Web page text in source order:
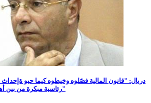
دربال: "قانون المالية فصّلوه وخيطوه كيما حبو
رئاسية مبكرة من بين أهم الحلول للأزمة السياسية"